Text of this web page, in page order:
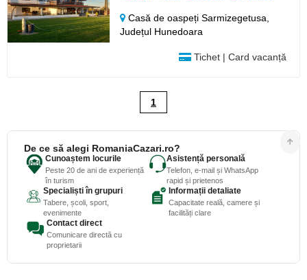
Casă de oaspeți Sarmizegetusa,
Județul Hunedoara
Tichet | Card vacanță
1
De ce să alegi RomaniaCazari.ro?
Cunoaștem locurile
Peste 20 de ani de experiență
în turism
Asistență personală
Telefon, e-mail și WhatsApp
rapid și prietenos
Specialiști în grupuri
Tabere, școli, sport,
evenimente
Informații detaliate
Capacitate reală, camere și
facilități clare
Contact direct
Comunicare directă cu
proprietarii